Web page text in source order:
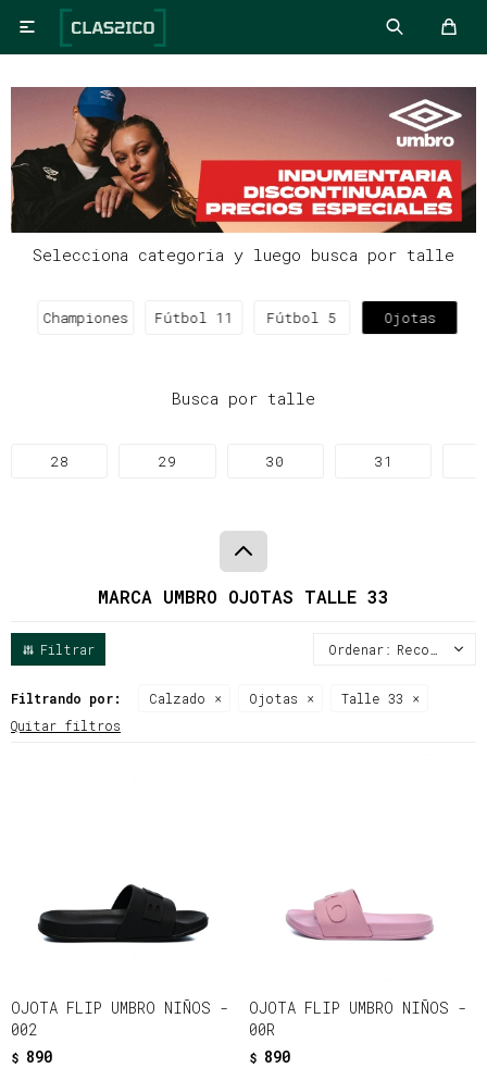

Selecciona categoria y luego busca por talle
Championes Fútbol 11 Fútbol 5 Ojotas
Busca por talle
28 29 30 31
MARCA UMBRO OJOTAS TALLE 33
Recomendados
Filtrando por: Calzado Ojotas
Talle 33
Quitar filtros
OJOTA FLIP UMBRO NIÑOS -
002
$ 890
OJOTA FLIP UMBRO NIÑOS -
00R
$ 890